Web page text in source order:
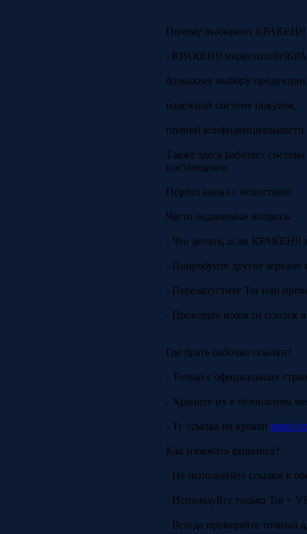
-
Почему выбирают КРАКЕН!!
- КРАКЕН!!
большому выбору
надёжной системе покупок,
полной конфиденциальности
Также здесь работает
поставщиков.
Портал канал с новостями:
Часто задаваемые вопросы
- Что делать, если КРАКЕН!!
- Попробуйте другое зеркало
- Перезапустите Tor или
- Проверьте новости ссылок
Где брать рабочие ссылки?
- Только с официальных
- Храните их в безопасном
- Тг ссылка на кракен https://
Как избежать фишинга?
- Не используйте ссылки в
- Используйте только Tor +
- Всегда проверяйте точный